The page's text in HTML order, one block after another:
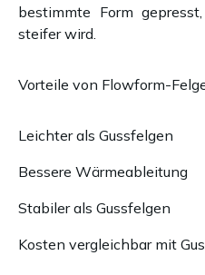
bestimmte Form
steifer wird.
Vorteile von Flowform-
Leichter als Gussfelgen
Bessere Wärmeableitung
Stabiler als Gussfelgen
Kosten vergleichbar mit